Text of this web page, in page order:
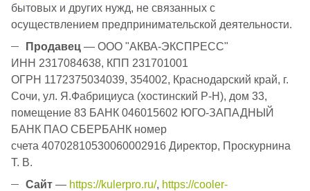
бытовых и других нужд, не связанных с
осуществлением предпринимательской деятельности.
Продавец — ООО "АКВА-ЭКСПРЕСС"
ИНН 2317084638, КПП 231701001
ОГРН 1172375034039, 354002, Краснодарский край, г.
Сочи, ул. Я.Фабрициуса (хостинский Р-Н), дом 33,
помещение 83 БАНК 046015602 ЮГО-ЗАПАДНЫЙ
БАНК ПАО СБЕРБАНК номер
счета 40702810530060002916 Директор, Проскурнина
Т. В.
Сайт — https://kulerpro.ru/, https://cooler-